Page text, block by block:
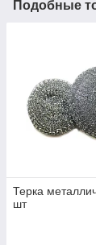
Подобные
Терка
шт